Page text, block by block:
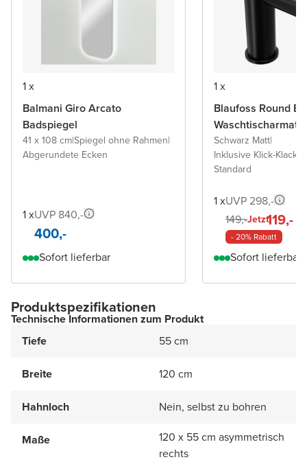
1 x
Balmani Giro Arcato
Badspiegel
41 x 108 cm|Spiegel ohne Rahmen|
Abgerundete Ecken
1 xUVP 840,-
400,-
Sofort lieferbar
1 x
Blaufoss Round
Schwarz Matt|
Inklusive Klick-Klack
Standard
1 xUVP 298,-
149,-Jetzt119,-
- 20% Rabatt
Sofort lieferbar
Produktspezifikationen
Technische Informationen zum Produkt
Tiefe
55 cm
Breite 120 cm
Hahnloch Nein, selbst zu bohren
Maße
120 x 55 cm asymmetrisch
rechts